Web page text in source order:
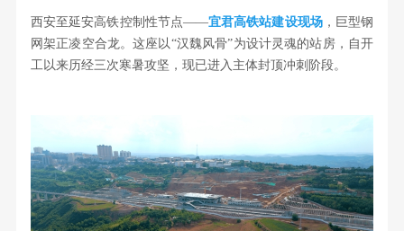
西安至延安高铁控制性节点——宜君高铁站建设现场，巨型钢
网架正凌空合龙。这座以“汉魏风骨”为设计灵魂的站房，自开
工以来历经三次寒暑攻坚，现已进入主体封顶冲刺阶段。